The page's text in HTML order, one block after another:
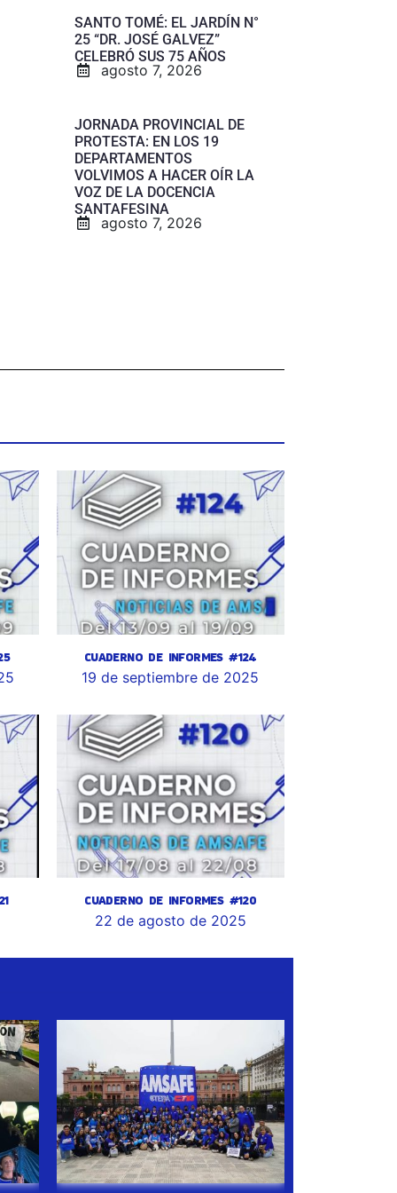
SANTO TOMÉ: EL JARDÍN N°
25 “DR. JOSÉ GALVEZ”
CELEBRÓ SUS 75 AÑOS
agosto 7, 2026
JORNADA PROVINCIAL DE
PROTESTA: EN LOS 19
DEPARTAMENTOS
VOLVIMOS A HACER OÍR LA
VOZ DE LA DOCENCIA
SANTAFESINA
agosto 7, 2026
CUADERNO DE INFORMES #124
19 de septiembre de 2025
CUADERNO DE INFORMES #120
22 de agosto de 2025